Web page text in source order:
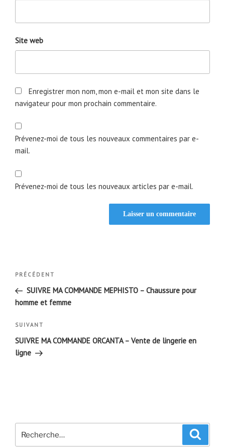
Site web
Enregistrer mon nom, mon e-mail et mon site dans le
navigateur pour mon prochain commentaire.
Prévenez-moi de tous les nouveaux commentaires par e-
mail.
Prévenez-moi de tous les nouveaux articles par e-mail.
Navigation
l’article
Article
précédent
PRÉCÉDENT
SUIVRE MA COMMANDE MEPHISTO – Chaussure pour
homme et femme
Article
suivant
SUIVANT
SUIVRE MA COMMANDE ORCANTA – Vente de lingerie en
ligne
pour